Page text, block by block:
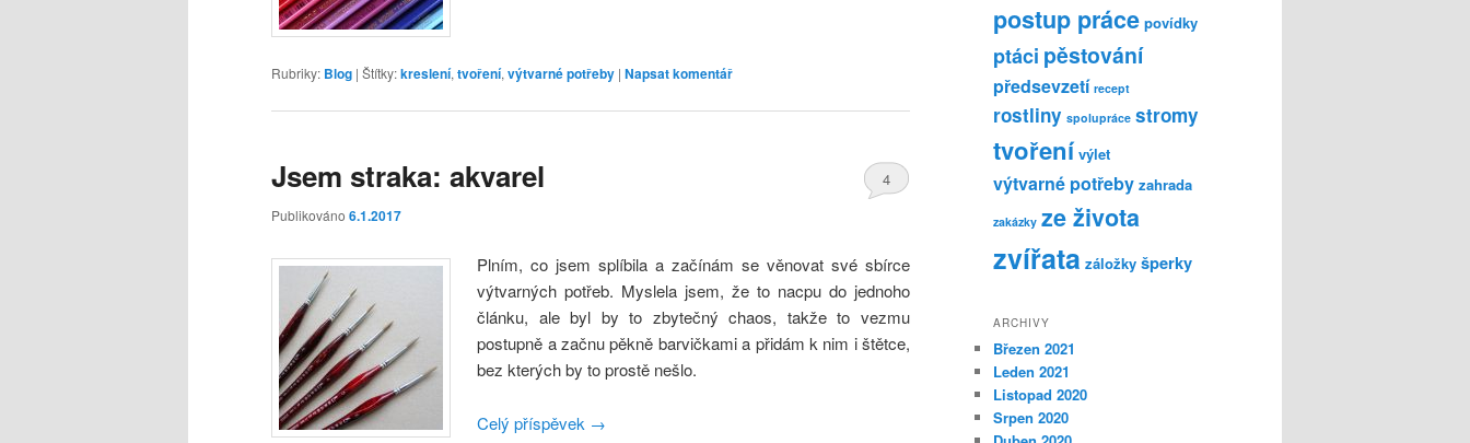
Rubriky: Blog | Štítky:kreslení, tvoření, výtvarné potřeby | Napsat komentář
Jsem straka: akvarel
Publikováno 6.1.2017
4
Plním, co jsem splíbila a začínám se věnovat své sbírce
výtvarných potřeb. Myslela jsem, že to nacpu do jednoho
článku, ale byl by to zbytečný chaos, takže to vezmu
postupně a začnu pěkně barvičkami a přidám k nim i štětce,
bez kterých by to prostě nešlo.
Celý příspěvek →
postup práce povídky
ptáci pěstování
předsevzetí recept
rostliny spolupráce stromy
tvoření výlet
výtvarné potřeby zahrada
zakázky ze života
zvířata záložky šperky
ARCHIVY
Březen 2021
Leden 2021
Listopad 2020
Srpen 2020